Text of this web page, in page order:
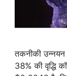
तकनीकी उन्नयन
38% की वृद्धि